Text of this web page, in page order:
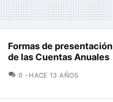
Formas de presentación
de las Cuentas Anuales
0 COMENTARIOS
HACE 13 AÑOS